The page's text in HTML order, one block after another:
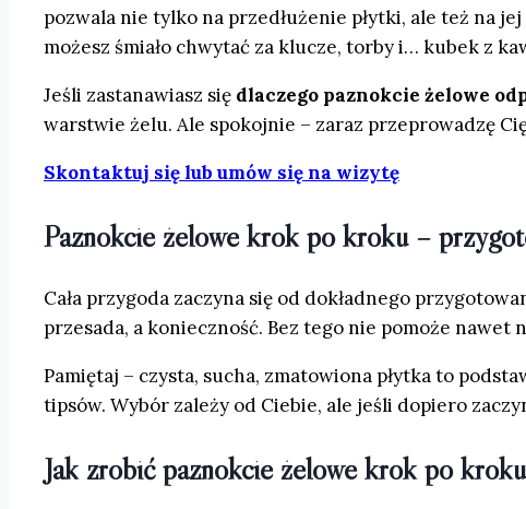
pozwala nie tylko na przedłużenie płytki, ale też na
możesz śmiało chwytać za klucze, torby i… kubek z
Jeśli zastanawiasz się dlaczego paznokcie żelowe
warstwie żelu. Ale spokojnie – zaraz przeprowadzę
Skontaktuj się lub umów się na wizytę
Paznokcie żelowe krok po kroku –
Cała przygoda zaczyna się od dokładnego
przesada, a konieczność. Bez tego nie pomoże nawet
Pamiętaj – czysta, sucha, zmatowiona płytka to
tipsów. Wybór zależy od Ciebie, ale jeśli dopiero
Jak zrobić paznokcie żelowe krok po